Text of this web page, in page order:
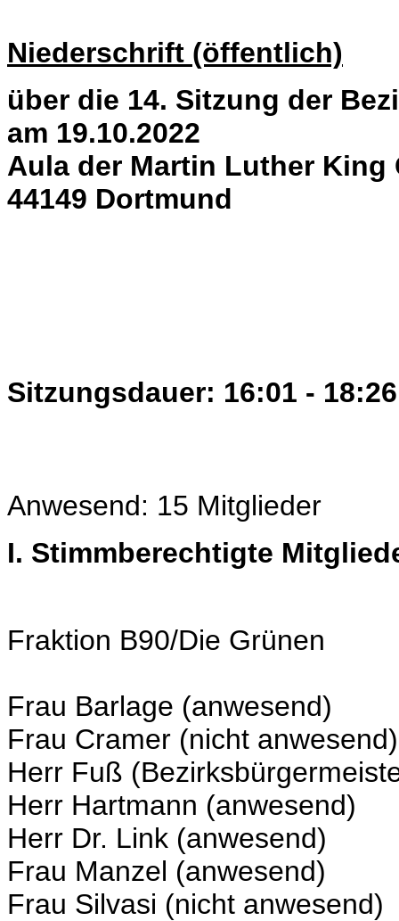
Niederschrift (öffentlich)
über die 14. Sitzung der
am 19.10.2022
Aula der Martin Luther King
44149 Dortmund
Sitzungsdauer: 16:01 -
Anwesend: 15 Mitglieder
I. Stimmberechtigte
Fraktion B90/Die Grünen
Frau Barlage (anwesend)
Frau Cramer (nicht anwesend)
Herr Fuß
Herr Hartmann (anwesend)
Herr Dr. Link (anwesend)
Frau Manzel (anwesend)
Frau Silvasi (nicht anwesend)